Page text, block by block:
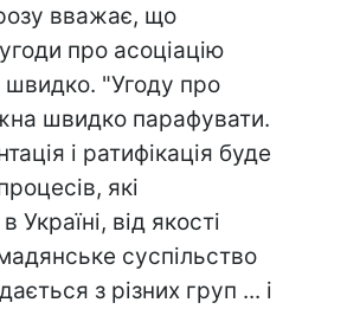
вважає, що
про асоціацію
"Угоду про
швидко парафувати.
і ратифікація буде
які
Україні, від якості
суспільство
з різних груп ... і